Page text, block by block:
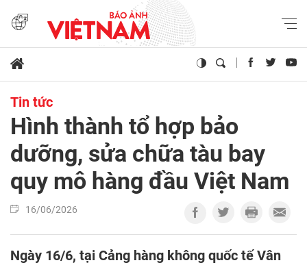
Tin tức
Hình thành tổ hợp bảo
dưỡng, sửa chữa tàu bay
quy mô hàng đầu Việt Nam
16/06/2026
Ngày 16/6, tại Cảng hàng không quốc tế Vân